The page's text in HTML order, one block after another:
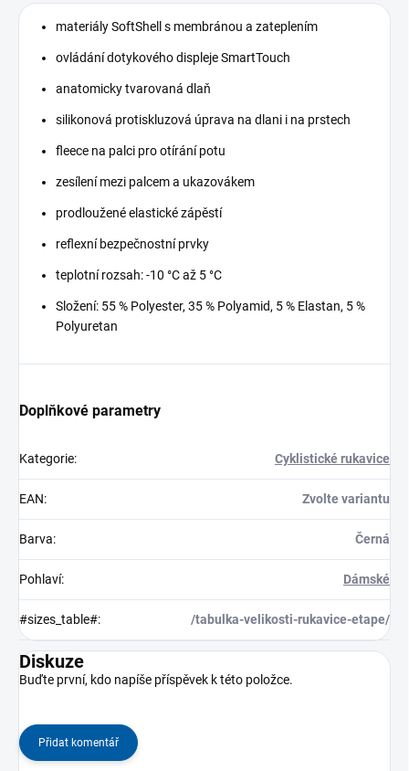
materiály SoftShell s membránou a zateplením
ovládání dotykového displeje SmartTouch
anatomicky tvarovaná dlaň
silikonová protiskluzová úprava na dlani i na prstech
fleece na palci pro otírání potu
zesílení mezi palcem a ukazovákem
prodloužené elastické zápěstí
reflexní bezpečnostní prvky
teplotní rozsah: -10 °C až 5 °C
Složení: 55 % Polyester, 35 % Polyamid, 5 % Elastan, 5 %
Polyuretan
Doplňkové parametry
Kategorie: Cyklistické rukavice
EAN: Zvolte variantu
Barva: Černá
Pohlaví: Dámské
#sizes_table#: /tabulka-velikosti-rukavice-etape/
Diskuze
Buďte první, kdo napíše příspěvek k této položce.
Přidat komentář